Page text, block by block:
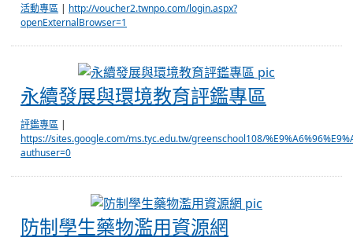
活動專區 | http://voucher2.twnpo.com/login.aspx?
openExternalBrowser=1
永續發展與環境教育評鑑專區
評鑑專區 |
https://sites.google.com/ms.tyc.edu.tw/greenschool108/
authuser=0
防制學生藥物濫用資源網